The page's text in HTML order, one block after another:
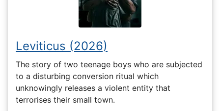
Leviticus (2026)
The story of two teenage boys who are subjected
to a disturbing conversion ritual which
unknowingly releases a violent entity that
terrorises their small town.